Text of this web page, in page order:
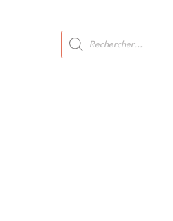
Recherche
de
produits